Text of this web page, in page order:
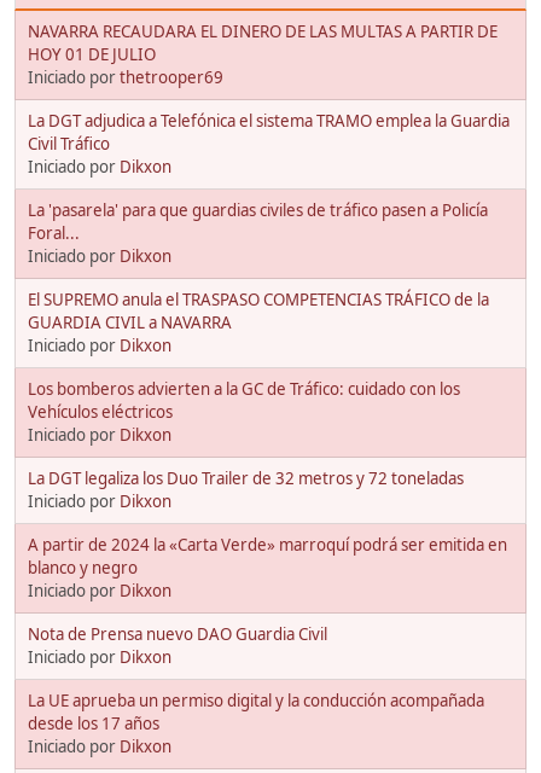
NAVARRA RECAUDARA EL DINERO DE LAS MULTAS A PARTIR DE
HOY 01 DE JULIO
Iniciado porthetrooper69
La DGT adjudica a Telefónica el sistema TRAMO emplea la Guardia
Civil Tráfico
Iniciado por Dikxon
La 'pasarela' para que guardias civiles de tráfico pasen a Policía
Foral...
Iniciado por Dikxon
El SUPREMO anula el TRASPASO COMPETENCIAS TRÁFICO de la
GUARDIA CIVIL a NAVARRA
Iniciado por Dikxon
Los bomberos advierten a la GC de Tráfico: cuidado con los
Vehículos eléctricos
Iniciado por Dikxon
La DGT legaliza los Duo Trailer de 32 metros y 72 toneladas
Iniciado por Dikxon
A partir de 2024 la «Carta Verde» marroquí podrá ser emitida en
blanco y negro
Iniciado por Dikxon
Nota de Prensa nuevo DAO Guardia Civil
Iniciado por Dikxon
La UE aprueba un permiso digital y la conducción acompañada
desde los 17 años
Iniciado por Dikxon